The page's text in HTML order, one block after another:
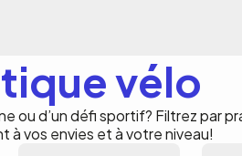
vélo
ou d’un défi sportif? Filtrez par
à vos envies et à votre niveau!